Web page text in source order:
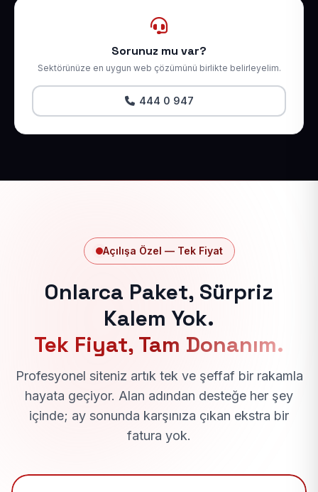
Sorunuz mu var?
Sektörünüze en uygun web çözümünü birlikte belirleyelim.
444 0 947
Açılışa Özel — Tek Fiyat
Onlarca Paket, Sürpriz
Kalem Yok.
Tek Fiyat, Tam Donanım.
Profesyonel siteniz artık tek ve şeffaf bir rakamla
hayata geçiyor. Alan adından desteğe her şey
içinde; ay sonunda karşınıza çıkan ekstra bir
fatura yok.